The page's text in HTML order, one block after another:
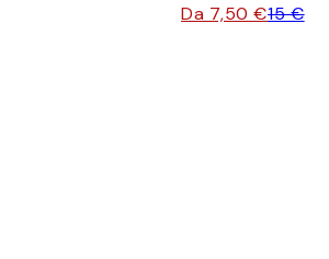
Da 7,50 €15 €